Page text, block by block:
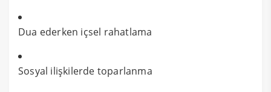
Dua ederken içsel rahatlama
Sosyal ilişkilerde toparlanma